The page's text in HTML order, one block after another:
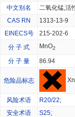
中文别名
二氧化锰,活
CAS RN
1313-13-9
EINECS号
215-202-6
分 子 式
MnO2
分 子 量 86.94
危险品标志
风险术语 R20/22;
安全术语
S25;